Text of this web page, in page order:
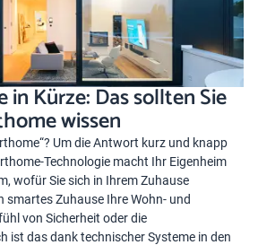
Kürze: Das sollten Sie
wissen
Um die Antwort kurz und knapp
Technologie macht Ihr Eigenheim
wofür Sie sich in Ihrem Zuhause
smartes Zuhause Ihre Wohn- und
von Sicherheit oder die
ist das dank technischer Systeme in den